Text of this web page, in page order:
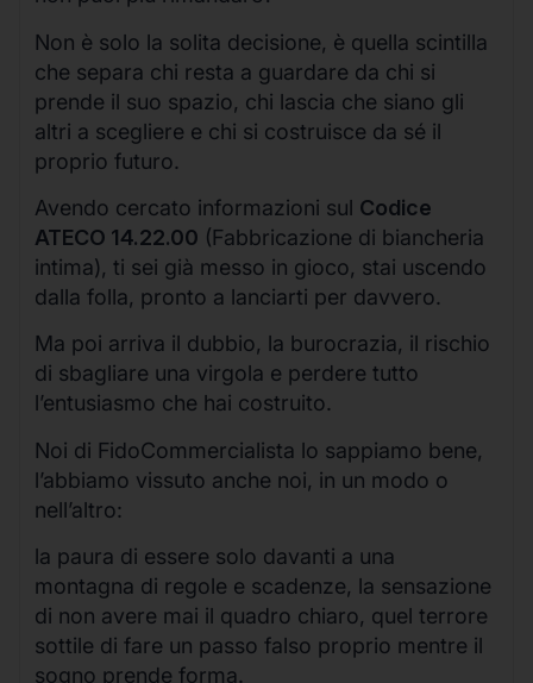
Non è solo la solita decisione, è quella scintilla
che separa chi resta a guardare da chi si
prende il suo spazio, chi lascia che siano gli
altri a scegliere e chi si costruisce da sé il
proprio futuro.
Avendo cercato informazioni sul Codice
ATECO 14.22.00 (Fabbricazione di biancheria
intima), ti sei già messo in gioco, stai uscendo
dalla folla, pronto a lanciarti per davvero.
Ma poi arriva il dubbio, la burocrazia, il rischio
di sbagliare una virgola e perdere tutto
l’entusiasmo che hai costruito.
Noi di FidoCommercialista lo sappiamo bene,
l’abbiamo vissuto anche noi, in un modo o
nell’altro:
la paura di essere solo davanti a una
montagna di regole e scadenze, la sensazione
di non avere mai il quadro chiaro, quel terrore
sottile di fare un passo falso proprio mentre il
sogno prende forma.